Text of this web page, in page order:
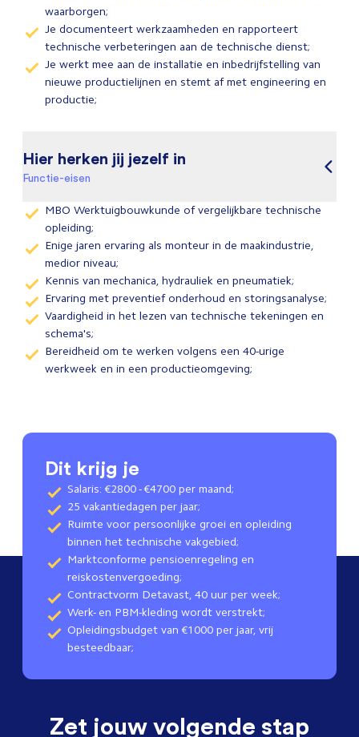
waarborgen;
Je documenteert werkzaamheden en rapporteert
technische verbeteringen aan de technische dienst;
Je werkt mee aan de installatie en inbedrijfstelling van
nieuwe productielijnen en stemt af met engineering en
productie;
Hier herken jij jezelf in
Functie-eisen
MBO Werktuigbouwkunde of vergelijkbare technische
opleiding;
Enige jaren ervaring als monteur in de maakindustrie,
medior niveau;
Kennis van mechanica, hydrauliek en pneumatiek;
Ervaring met preventief onderhoud en storingsanalyse;
Vaardigheid in het lezen van technische tekeningen en
schema's;
Bereidheid om te werken volgens een 40-urige
werkweek en in een productieomgeving;
Dit krijg je
Salaris: €2800 - €4700 per maand;
25 vakantiedagen per jaar;
Ruimte voor persoonlijke groei en opleiding
binnen het technische vakgebied;
Marktconforme pensioenregeling en
reiskostenvergoeding;
Contractvorm Detavast, 40 uur per week;
Werk- en PBM-kleding wordt verstrekt;
Opleidingsbudget van €1000 per jaar, vrij
besteedbaar;
Zet jouw volgende stap